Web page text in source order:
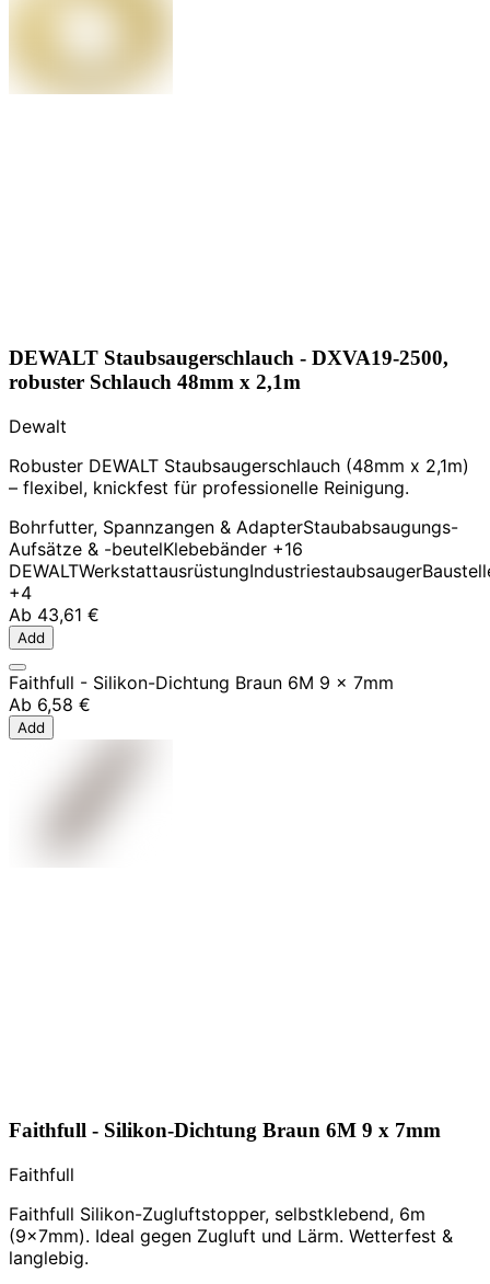
DEWALT Staubsaugerschlauch - DXVA19-2500,
robuster Schlauch 48mm x 2,1m
Dewalt
Robuster DEWALT Staubsaugerschlauch (48mm x 2,1m)
– flexibel, knickfest für professionelle Reinigung.
Bohrfutter, Spannzangen & AdapterStaubabsaugungs-
Aufsätze & -beutelKlebebänder +16
DEWALTWerkstattausrüstungIndustriestaubsauger
+4
Ab 43,61 €
Add
Faithfull - Silikon-Dichtung Braun 6M 9 x 7mm
Ab 6,58 €
Add
Faithfull - Silikon-Dichtung Braun 6M 9 x 7mm
Faithfull
Faithfull Silikon-Zugluftstopper, selbstklebend, 6m
(9x7mm). Ideal gegen Zugluft und Lärm. Wetterfest &
langlebig.